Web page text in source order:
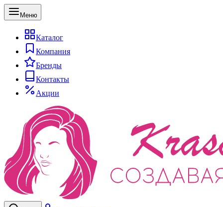
Меню
Каталог
Компания
Бренды
Контакты
Акции